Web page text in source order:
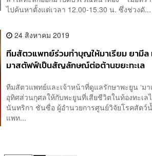
ไปค้นหาตั้งแต่เวลา 12.00-15.30 น. ซึ่งช่วงดั...
24 สิงหาคม 2019
ทีมสัตวแพทย์ร่วมทำบุญให้มาเรียม ยามีล
มาสตัฟฟ์เป็นสัญลักษณ์ต่อต้านขยะทะเล
ทีมสัตวแพทย์และเจ้าหน้าที่ดูแลรักษาพะยูน ‘มา
อุทิศส่วนกุศลให้กับพะยูนที่เสียชีวิตใน
นันทริกา ชันซื่อ ผู้อำนวยการศูนย์วิจัยโรคสัต
แพท...